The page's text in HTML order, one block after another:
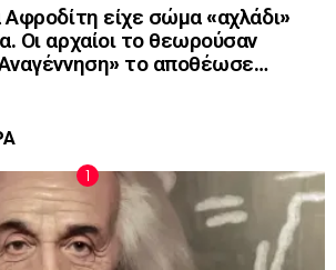
είχε σώμα «αχλάδι»
Οι αρχαίοι το θεωρούσαν
το αποθέωσε…